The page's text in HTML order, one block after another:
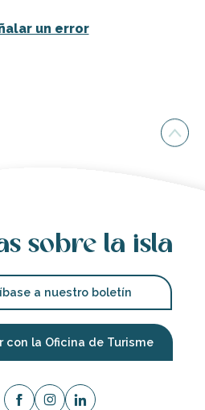
un error
sobre la isla
a nuestro boletín
con la Oficina de Turisme